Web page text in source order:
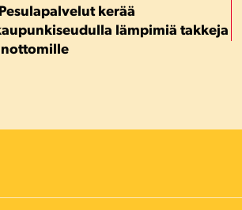
kerää
lämpimiä takkeja